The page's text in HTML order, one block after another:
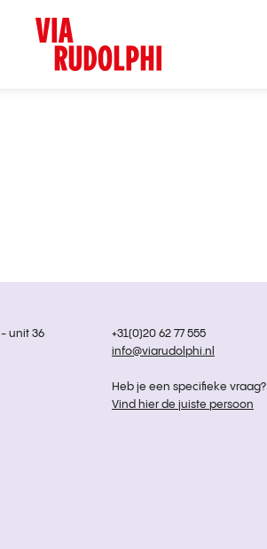
unit 36
+31(0)20 62 77 555
info@viarudolphi.nl
Heb je een specifieke vraag?
Vind hier de juiste persoon